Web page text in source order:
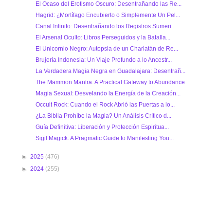
El Ocaso del Erotismo Oscuro: Desentrañando las Re...
Hagrid: ¿Mortífago Encubierto o Simplemente Un Pel...
Canal Infinito: Desentrañando los Registros Sumeri...
El Arsenal Oculto: Libros Perseguidos y la Batalla...
El Unicornio Negro: Autopsia de un Charlatán de Re...
Brujería Indonesia: Un Viaje Profundo a lo Ancestr...
La Verdadera Magia Negra en Guadalajara: Desentrañ...
The Mammon Mantra: A Practical Gateway to Abundance
Magia Sexual: Desvelando la Energía de la Creación...
Occult Rock: Cuando el Rock Abrió las Puertas a lo...
¿La Biblia Prohíbe la Magia? Un Análisis Crítico d...
Guía Definitiva: Liberación y Protección Espiritua...
Sigil Magick: A Pragmatic Guide to Manifesting You...
► 2025 (476)
► 2024 (255)